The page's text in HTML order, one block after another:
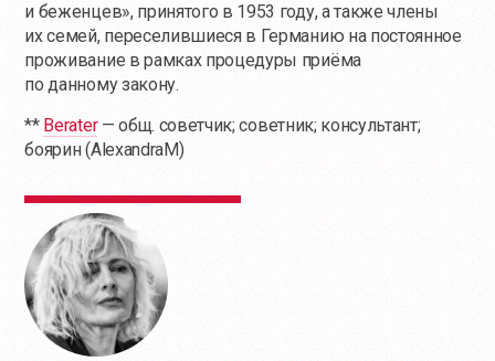
и беженцев», принятого в 1953 году, а также члены
их семей, переселившиеся в Германию на постоянное
проживание в рамках процедуры приёма
по данному закону.
** Berater— общ. советчик; советник; консультант;
боярин (AlexandraM)